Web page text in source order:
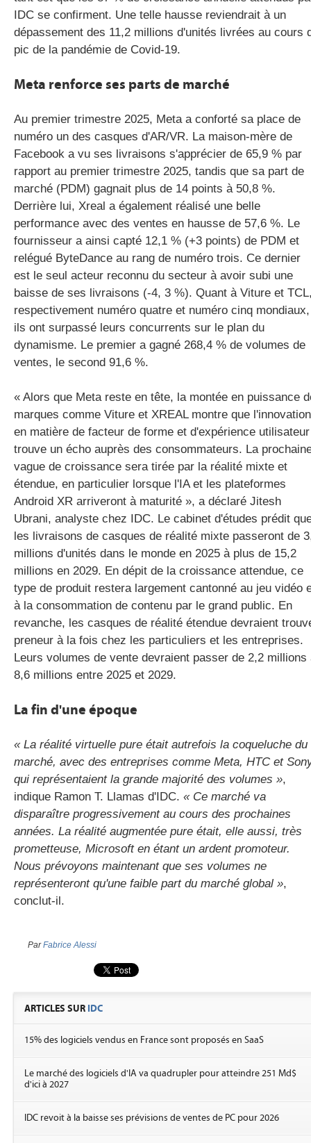
IDC se confirment. Une telle hausse reviendrait à un
dépassement des 11,2 millions d'unités livrées au cours
pic de la pandémie de Covid-19.
Meta renforce ses parts de marché
Au premier trimestre 2025, Meta a conforté sa place de
numéro un des casques d'AR/VR. La maison-mère de
Facebook a vu ses livraisons s'apprécier de 65,9 % par
rapport au premier trimestre 2025, tandis que sa part de
marché (PDM) gagnait plus de 14 points à 50,8 %.
Derrière lui, Xreal a également réalisé une belle
performance avec des ventes en hausse de 57,6 %. Le
fournisseur a ainsi capté 12,1 % (+3 points) de PDM et
relégué ByteDance au rang de numéro trois. Ce dernier
est le seul acteur reconnu du secteur à avoir subi une
baisse de ses livraisons (-4, 3 %). Quant à Viture et
respectivement numéro quatre et numéro cinq mondiaux,
ils ont surpassé leurs concurrents sur le plan du
dynamisme. Le premier a gagné 268,4 % de volumes de
ventes, le second 91,6 %.
« Alors que Meta reste en tête, la montée en puissance
marques comme Viture et XREAL montre que l'innovation
en matière de facteur de forme et d'expérience utilisateur
trouve un écho auprès des consommateurs. La
vague de croissance sera tirée par la réalité mixte et
étendue, en particulier lorsque l'IA et les plateformes
Android XR arriveront à maturité », a déclaré Jitesh
Ubrani, analyste chez IDC. Le cabinet d'études prédit
les livraisons de casques de réalité mixte passeront de
millions d'unités dans le monde en 2025 à plus de 15,2
millions en 2029. En dépit de la croissance attendue, ce
type de produit restera largement cantonné au jeu vidéo
à la consommation de contenu par le grand public. En
revanche, les casques de réalité étendue devraient
preneur à la fois chez les particuliers et les entreprises.
Leurs volumes de vente devraient passer de 2,2 millions
8,6 millions entre 2025 et 2029.
La fin d'une époque
« La réalité virtuelle pure était autrefois la coqueluche du
marché, avec des entreprises comme Meta, HTC et
qui représentaient la grande majorité des volumes »,
indique Ramon T. Llamas d'IDC. « Ce marché va
disparaître progressivement au cours des prochaines
années. La réalité augmentée pure était, elle aussi, très
prometteuse, Microsoft en étant un ardent promoteur.
Nous prévoyons maintenant que ses volumes ne
représenteront qu'une faible part du marché global »,
conclut-il.
ParFabrice Alessi
ARTICLES SUR IDC
15% des logiciels vendus en France sont proposés en SaaS
Le marché des logiciels d'IA va quadrupler pour atteindre 251 Md$
d'ici à 2027
IDC revoit à la baisse ses prévisions de ventes de PC pour 2026